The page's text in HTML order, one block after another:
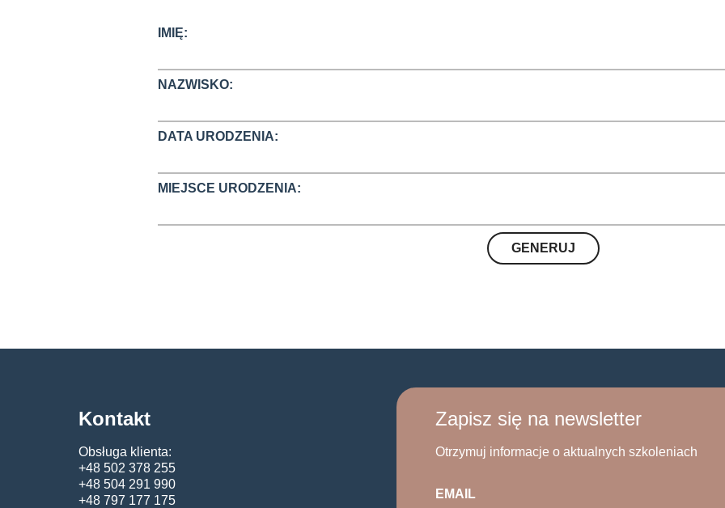
IMIĘ:
NAZWISKO:
DATA URODZENIA:
MIEJSCE URODZENIA:
Kontakt
Obsługa klienta:
+48 502 378 255
+48 504 291 990
+48 797 177 175
Zapisz się na newsletter
Otrzymuj informacje o aktualnych szkoleniach
EMAIL